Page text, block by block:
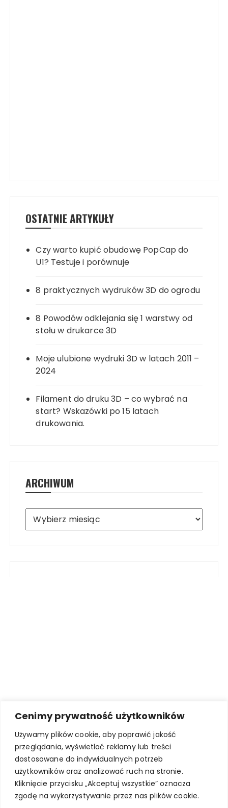
Cenimy prywatność użytkowników
Używamy plików cookie, aby poprawić jakość
przeglądania, wyświetlać reklamy lub treści
dostosowane do indywidualnych potrzeb
użytkowników oraz analizować ruch na stronie.
Kliknięcie przycisku „Akceptuj wszystkie” oznacza
zgodę na wykorzystywanie przez nas plików cookie.
OSTATNIE ARTYKUŁY
Czy warto kupić obudowę PopCap do
U1? Testuje i porównuje
8 praktycznych wydruków 3D do ogrodu
8 Powodów odklejania się 1 warstwy od
stołu w drukarce 3D
Moje ulubione wydruki 3D w latach 2011 –
2024
Filament do druku 3D – co wybrać na
start? Wskazówki po 15 latach
drukowania.
ARCHIWUM
Archiwum